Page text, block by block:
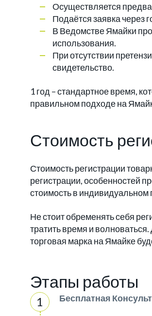
Осуществляется
Подаётся заявка через
В Ведомстве Ямайки
использования.
При отсутствии
свидетельство.
1 год – стандартное время,
правильном подходе на
Стоимость
Стоимость регистрации
регистрации, особенностей
стоимость в индивидуальном
Не стоит обременять себя
тратить время и
торговая марка на Ямайке
Этапы работы
Бесплатная